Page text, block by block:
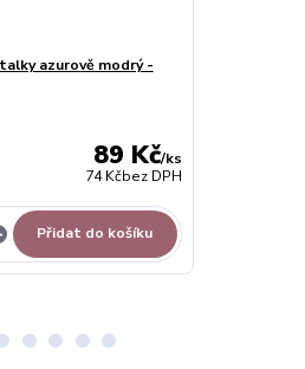
azurově modrý -
89 Kč/ks
74 Kčbez DPH
Přidat do košíku